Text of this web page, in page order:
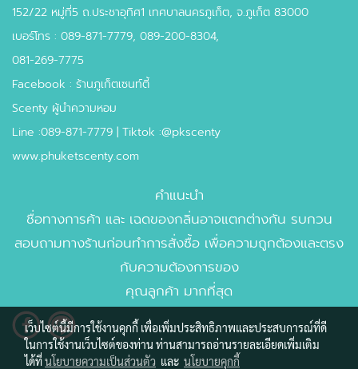
152/22 หมู่ที่5 ถ.ประชาอุทิศ1 เทศบาลนครภูเก็ต, จ.ภูเก็ต 83000
เบอร์โทร : 089-871-7779, 089-200-8304,
081-269-7775
Facebook : ร้านภูเก็ตเซนท์ตี้
Scenty ผู้นำความหอม
Line :089-871-7779 | Tiktok :@pkscenty
www.phuketscenty.com
คำแนะนำ
ชื่อทางการค้า และ เฉดของกลิ่นอาจแตกต่างกัน รบกวน
สอบถามทางร้านก่อนทำการสั่งซื้อ เพื่อความถูกต้องและตรง
กับความต้องการของ
คุณลูกค้า มากที่สุด
เว็บไซต์นี้มีการใช้งานคุกกี้ เพื่อเพิ่มประสิทธิภาพและประสบการณ์ที่ดี
ในการใช้งานเว็บไซต์ของท่าน ท่านสามารถอ่านรายละเอียดเพิ่มเติม
ได้ที่นโยบายความเป็นส่วนตัว และ นโยบายคุกกี้